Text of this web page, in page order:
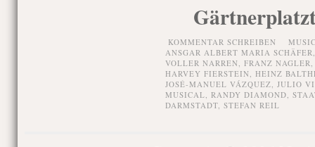
KOMMENTAR SCHREIBEN
ANSGAR ALBERT MARIA SCHÄFER
VOLLER NARREN, FRANZ NAGLER
HARVEY FIERSTEIN, HEINZ
JOSÉ-MANUEL VÁZQUEZ, JULIO
MUSICAL, RANDY DIAMOND,
DARMSTADT, STEFAN REIL